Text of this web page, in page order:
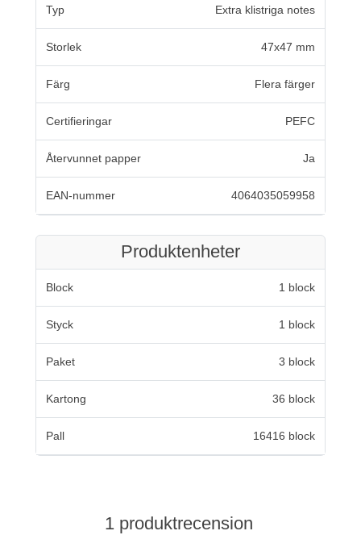
Typ Extra klistriga notes
Storlek 47x47 mm
Färg Flera färger
Certifieringar PEFC
Återvunnet papper Ja
EAN-nummer 4064035059958
Produktenheter
Block 1 block
Styck 1 block
Paket 3 block
Kartong 36 block
Pall 16416 block
1 produktrecension